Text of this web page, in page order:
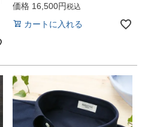
価格 16,500 税込
カートに入れる